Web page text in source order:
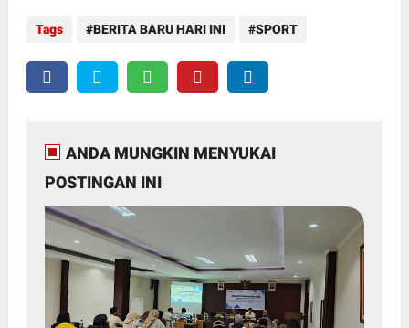
Tags BERITA BARU HARI INI SPORT
ANDA MUNGKIN MENYUKAI
POSTINGAN INI